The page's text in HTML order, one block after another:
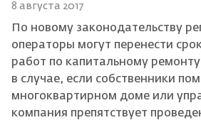
8 августа 2017
По новому законодательству
операторы могут перенести
работ по капитальному
в случае, если собственники
многоквартирном доме или
компания препятствует